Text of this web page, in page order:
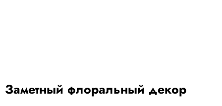
Заметный флоральный декор